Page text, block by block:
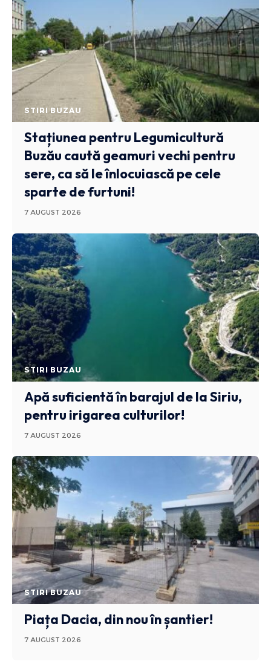
STIRI BUZAU
Stațiunea pentru Legumicultură
Buzău caută geamuri vechi pentru
sere, ca să le înlocuiască pe cele
sparte de furtuni!
7 AUGUST 2026
STIRI BUZAU
Apă suficientă în barajul de la Siriu,
pentru irigarea culturilor!
7 AUGUST 2026
STIRI BUZAU
Piața Dacia, din nou în șantier!
7 AUGUST 2026